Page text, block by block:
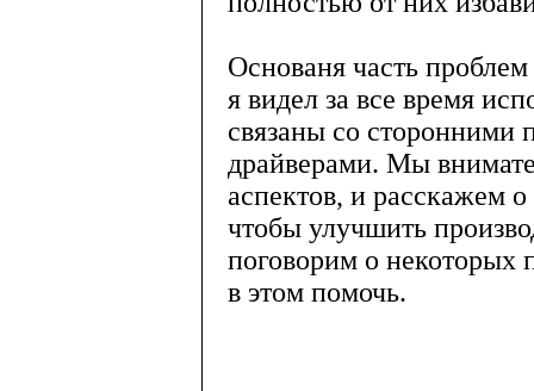
Основаня часть
я видел за все время
связаны со сторонними
драйверами. Мы
аспектов, и расскажем
чтобы улучшить
поговорим о некоторых
в этом помочь.